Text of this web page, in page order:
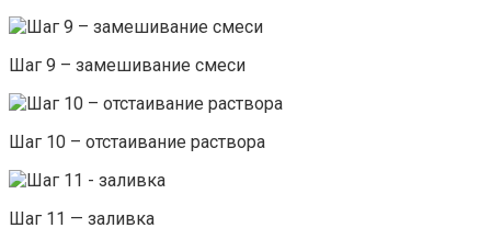
Шаг 9 – замешивание смеси
Шаг 10 – отстаивание раствора
Шаг 11 — заливка